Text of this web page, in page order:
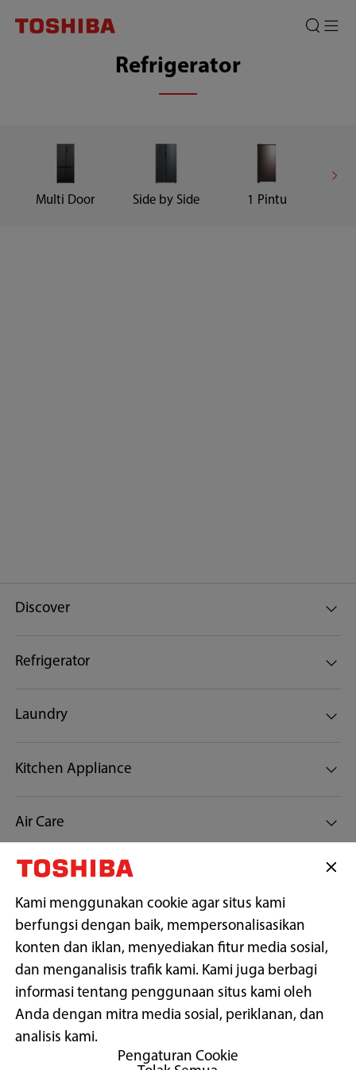
Kulkas
Refrigerator
Multi Door Side by Side 1 Pintu
Discover
Refrigerator
Laundry
Kitchen Appliance
Air Care
Customer Support
Tetap terhubung dengan kami
Copyright© 2026 PT Midea Electronics Indonesia, All Rights
Reserved.
Kami menggunakan cookie agar situs kami
berfungsi dengan baik, mempersonalisasikan
konten dan iklan, menyediakan fitur media sosial,
dan menganalisis trafik kami. Kami juga berbagi
informasi tentang penggunaan situs kami oleh
Anda dengan mitra media sosial, periklanan, dan
analisis kami.
Pengaturan Cookie